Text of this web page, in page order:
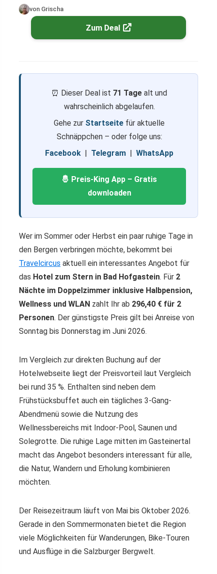
von Grischa
Zum Deal
⏰ Dieser Deal ist 71 Tage alt und
wahrscheinlich abgelaufen.
Gehe zur Startseite für aktuelle
Schnäppchen – oder folge uns:
Facebook | Telegram | WhatsApp
🤴 Preis-King App – Gratis
downloaden
Wer im Sommer oder Herbst ein paar ruhige Tage in
den Bergen verbringen möchte, bekommt bei
Travelcircus aktuell ein interessantes Angebot für
das Hotel zum Stern in Bad Hofgastein. Für 2
Nächte im Doppelzimmer inklusive Halbpension,
Wellness und WLAN zahlt Ihr ab 296,40 € für 2
Personen. Der günstigste Preis gilt bei Anreise von
Sonntag bis Donnerstag im Juni 2026.
Im Vergleich zur direkten Buchung auf der
Hotelwebseite liegt der Preisvorteil laut Vergleich
bei rund 35 %. Enthalten sind neben dem
Frühstücksbuffet auch ein tägliches 3-Gang-
Abendmenü sowie die Nutzung des
Wellnessbereichs mit Indoor-Pool, Saunen und
Solegrotte. Die ruhige Lage mitten im Gasteinertal
macht das Angebot besonders interessant für alle,
die Natur, Wandern und Erholung kombinieren
möchten.
Der Reisezeitraum läuft von Mai bis Oktober 2026.
Gerade in den Sommermonaten bietet die Region
viele Möglichkeiten für Wanderungen, Bike-Touren
und Ausflüge in die Salzburger Bergwelt.